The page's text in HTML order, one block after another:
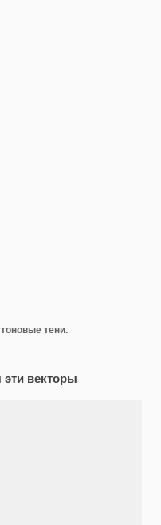
тени.
эти векторы